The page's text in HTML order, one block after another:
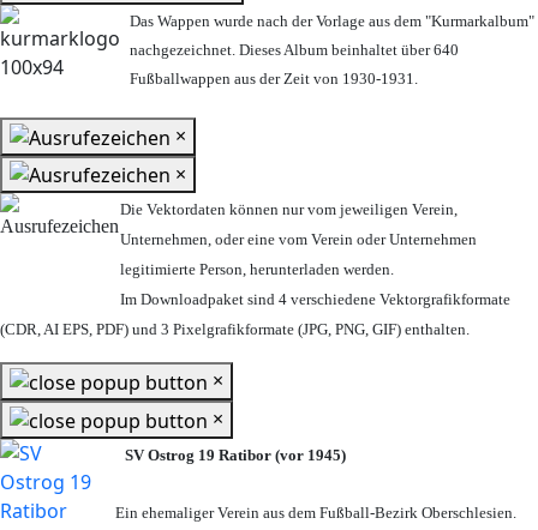
Das Wappen wurde nach der Vorlage aus dem "Kurmarkalbum"
nachgezeichnet. Dieses Album beinhaltet über 640
Fußballwappen aus der Zeit von 1930-1931.
×
×
Die Vektordaten können nur vom jeweiligen Verein,
Unternehmen, oder eine vom Verein oder Unternehmen
legitimierte Person, herunterladen werden.
Im Downloadpaket sind 4 verschiedene Vektorgrafikformate
(CDR, AI EPS, PDF) und 3 Pixelgrafikformate (JPG, PNG, GIF) enthalten.
×
×
SV Ostrog 19 Ratibor (vor 1945)
Ein ehemaliger Verein aus dem Fußball-Bezirk Oberschlesien.